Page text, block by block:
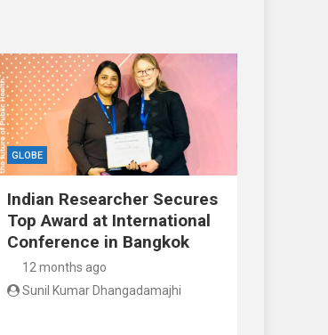
GLOBE
Indian Researcher Secures
Top Award at International
Conference in Bangkok
12 months ago
Sunil Kumar Dhangadamajhi